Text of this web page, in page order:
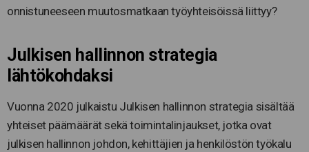
onnistuneeseen muutosmatkaan työyhteisöissä liittyy?
Julkisen hallinnon strategia
lähtökohdaksi
Vuonna 2020 julkaistu Julkisen hallinnon strategia sisältää
yhteiset päämäärät sekä toimintalinjaukset, jotka ovat
julkisen hallinnon johdon, kehittäjien ja henkilöstön työkalu